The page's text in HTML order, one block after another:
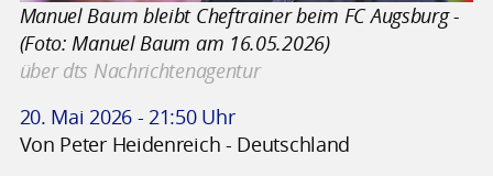
Manuel Baum bleibt Cheftrainer beim FC Augsburg -
(Foto: Manuel Baum am 16.05.2026)
über dts Nachrichtenagentur
20. Mai 2026 - 21:50 Uhr
Von Peter Heidenreich - Deutschland